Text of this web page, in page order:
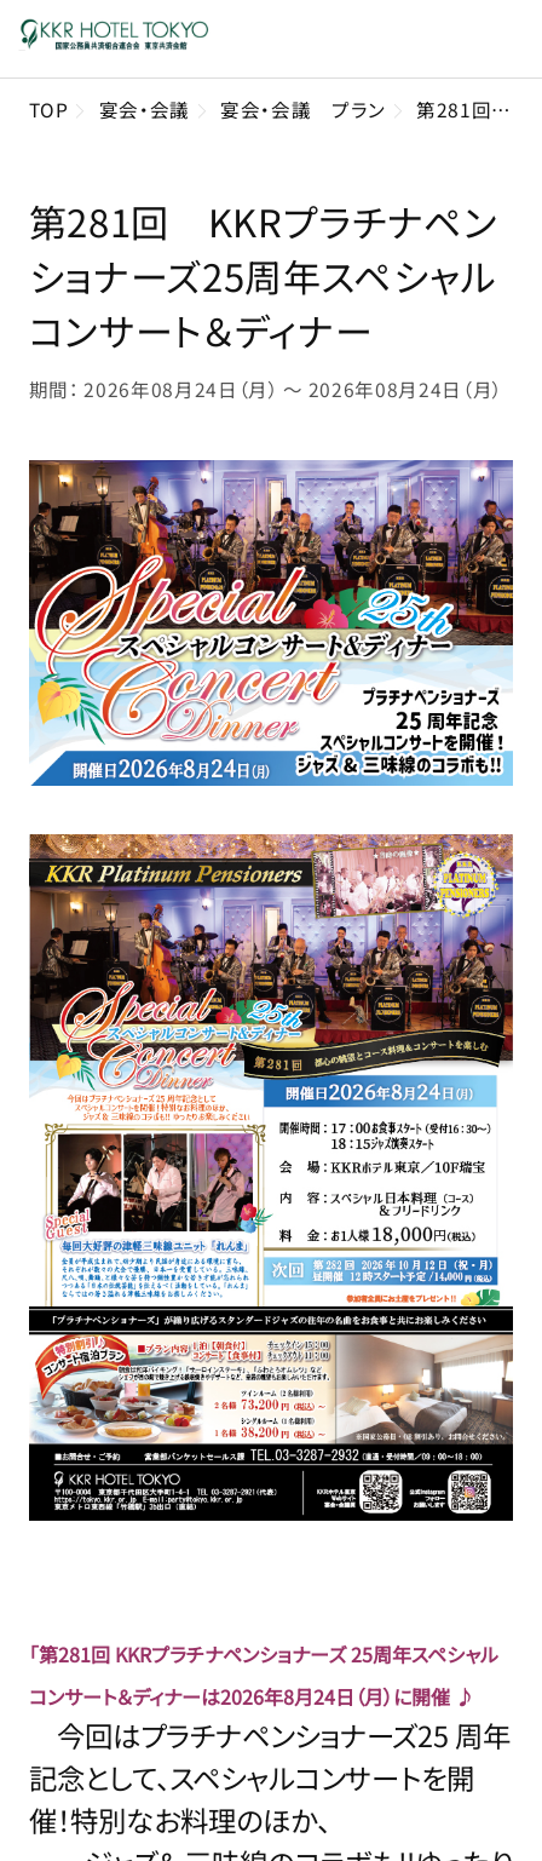
TOP 宴会・会議 宴会・会議 プラン 第281回 KKRプラチナペンショナーズ25周年スペシャルコンサート＆ディナー
第281回 KKRプラチナペン
ショナーズ25周年スペシャル
コンサート＆ディナー
期間： 2026年08月24日（月） 〜 2026年08月24日（月）
「第281回 KKRプラチナペンショナーズ 25周年スペシャル
コンサート＆ディナーは2026年8月24日（月）に開催 ♪
今回はプラチナペンショナーズ25 周年
記念として、スペシャルコンサートを開
催！特別なお料理のほか、